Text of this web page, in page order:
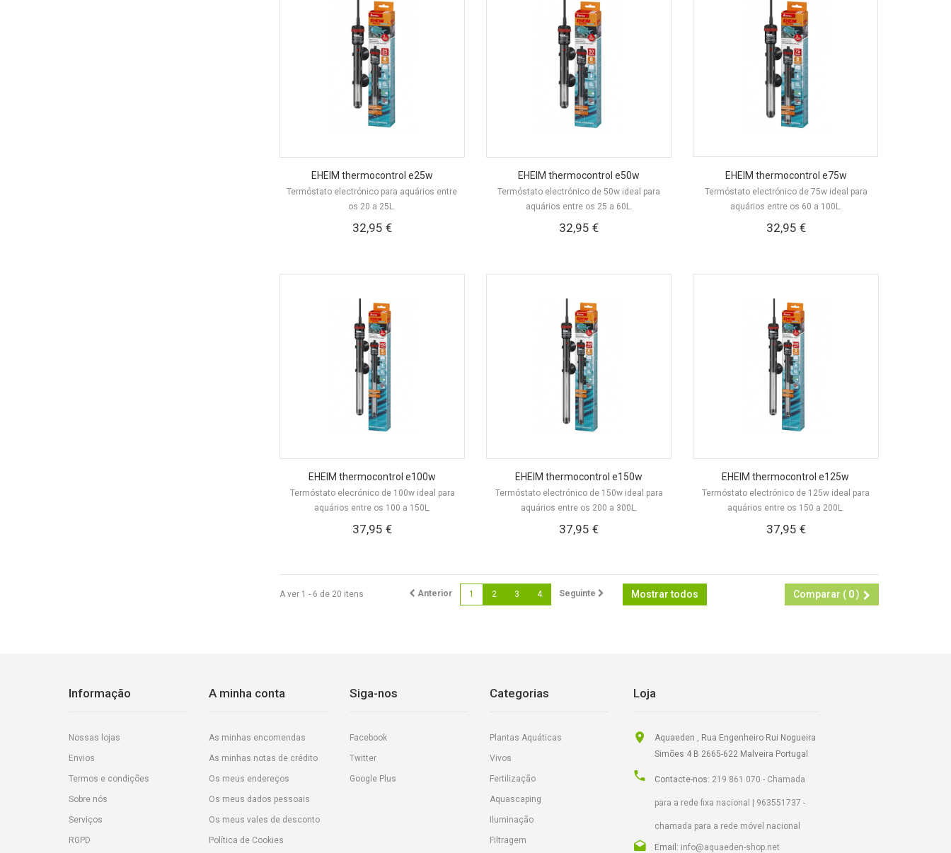
EHEIM thermocontrol e25w
Termóstato electrónico para aquários entre
os 20 a 25L.
32,95 €
EHEIM thermocontrol e50w
Termóstato electrónico de 50w ideal para
aquários entre os 25 a 60L.
32,95 €
EHEIM thermocontrol e75w
Termóstato electrónico de 75w ideal para
aquários entre os 60 a 100L.
32,95 €
EHEIM thermocontrol e100w
Termóstato elecrónico de 100w ideal para
aquários entre os 100 a 150L.
37,95 €
EHEIM thermocontrol e150w
Termóstato electrónico de 150w ideal para
aquários entre os 200 a 300L.
37,95 €
EHEIM thermocontrol e125w
Termóstato electrónico de 125w ideal para
aquários entre os 150 a 200L.
37,95 €
Comparar ( 0)
Mostrar todos
Anterior 1 2 3 4 Seguinte
A ver 1 - 6 de 20 itens
Informação
Nossas lojas
Envios
Termos e condições
Sobre nós
Serviços
RGPD
A minha conta
As minhas encomendas
As minhas notas de crédito
Os meus endereços
Os meus dados pessoais
Os meus vales de desconto
Política de Cookies
Siga-nos
Facebook
Twitter
Google Plus
Categorias
Plantas Aquáticas
Vivos
Fertilização
Aquascaping
Iluminação
Filtragem
Loja
Aquaeden , Rua Engenheiro Rui Nogueira
Simões 4 B 2665-622 Malveira Portugal
Contacte-nos: 219 861 070 - Chamada
para a rede fixa nacional | 963551737 -
chamada para a rede móvel nacional
Email: info@aquaeden-shop.net